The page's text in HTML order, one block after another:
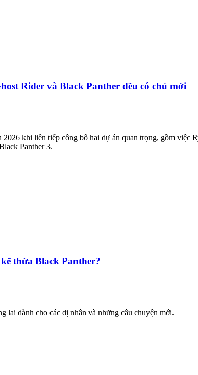
Rider và Black Panther đều có chủ mới
khi liên tiếp công bố hai dự án quan trọng, gồm
Panther 3.
thừa Black Panther?
lai dành cho các dị nhân và những câu chuyện mới.